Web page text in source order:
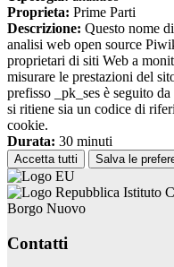
Proprieta: Prime Parti
Descrizione: Questo nome
analisi web open source
proprietari di siti Web a
misurare le prestazioni del
prefisso _pk_ses è seguito
si ritiene sia un codice di
cookie.
Durata: 30 minuti
Accetta tutti Salva le
Istituto
Borgo Nuovo
Contatti